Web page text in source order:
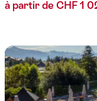
à partir de CHF 1